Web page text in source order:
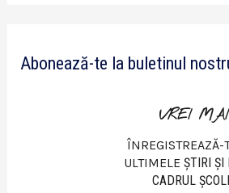
o
Abonează-te la buletinul
VREI
ÎNREGISTREAZĂ-
ULTIMELE ŞTIRI ŞI
CADRUL